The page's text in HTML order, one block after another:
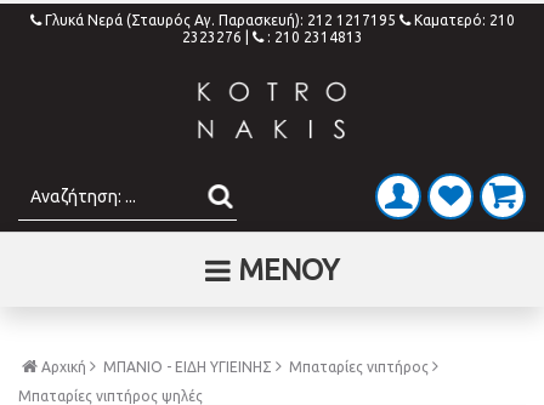
Γλυκά Νερά (Σταυρός Αγ. Παρασκευή): 212 1217195
Καματερό: 210
2323276
: 210 2314813
ΜΕΝΟΥ
Αρχική ΜΠΑΝΙΟ - ΕΙΔΗ ΥΓΙΕΙΝΗΣ
Μπαταρίες νιπτήρος
Μπαταρίες νιπτήρος ψηλές